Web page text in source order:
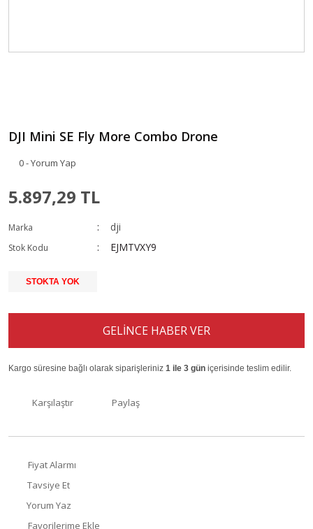
DJI Mini SE Fly More Combo Drone
0 - Yorum Yap
5.897,29 TL
Marka dji
Stok Kodu EJMTVXY9
STOKTA YOK
GELİNCE HABER VER
Kargo süresine bağlı olarak siparişleriniz 1 ile 3 gün içerisinde teslim edilir.
Karşılaştır Paylaş
Fiyat Alarmı
Tavsiye Et
Yorum Yaz